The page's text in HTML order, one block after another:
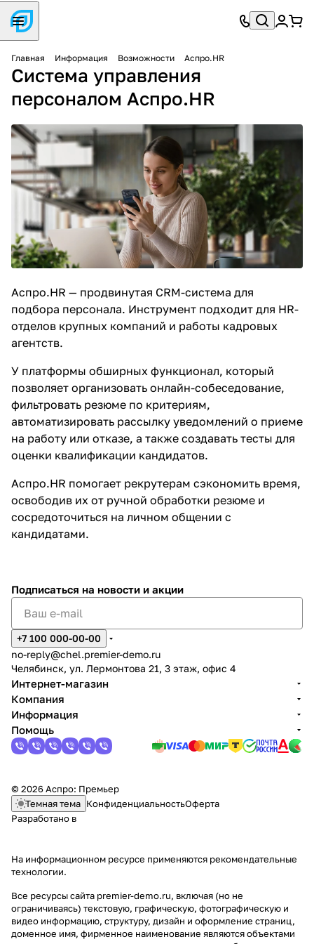
Главная Информация Возможности Аспро.HR
Система управления
персоналом Аспро.HR
Аспро.HR — продвинутая CRM-система для
подбора персонала. Инструмент подходит для HR-
отделов крупных компаний и работы кадровых
агентств.
У платформы обширных функционал, который
позволяет организовать онлайн-собеседование,
фильтровать резюме по критериям,
автоматизировать рассылку уведомлений о приеме
на работу или отказе, а также создавать тесты для
оценки квалификации кандидатов.
Аспро.HR помогает рекрутерам сэкономить время,
освободив их от ручной обработки резюме и
сосредоточиться на личном общении с
кандидатами.
Подписаться на новости и акции
+7 100 000-00-00
no-reply@chel.premier-demo.ru
Челябинск, ул. Лермонтова 21, 3 этаж, офис 4
Интернет-магазин
Компания
Информация
Помощь
© 2026 Аспро: Премьер
Темная тема КонфиденциальностьОферта
Разработано в
На информационном ресурсе применяются рекомендательные
технологии.
Все ресурсы сайта premier-demo.ru, включая (но не
ограничиваясь) текстовую, графическую, фотографическую и
видео информацию, структуру, дизайн и оформление страниц,
доменное имя, фирменное наименование являются объектами